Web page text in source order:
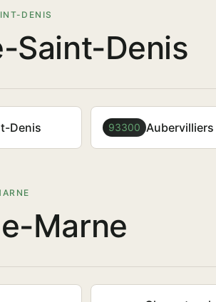
DENIS
Saint-Denis
Denis 93300 Aubervilliers
Marne